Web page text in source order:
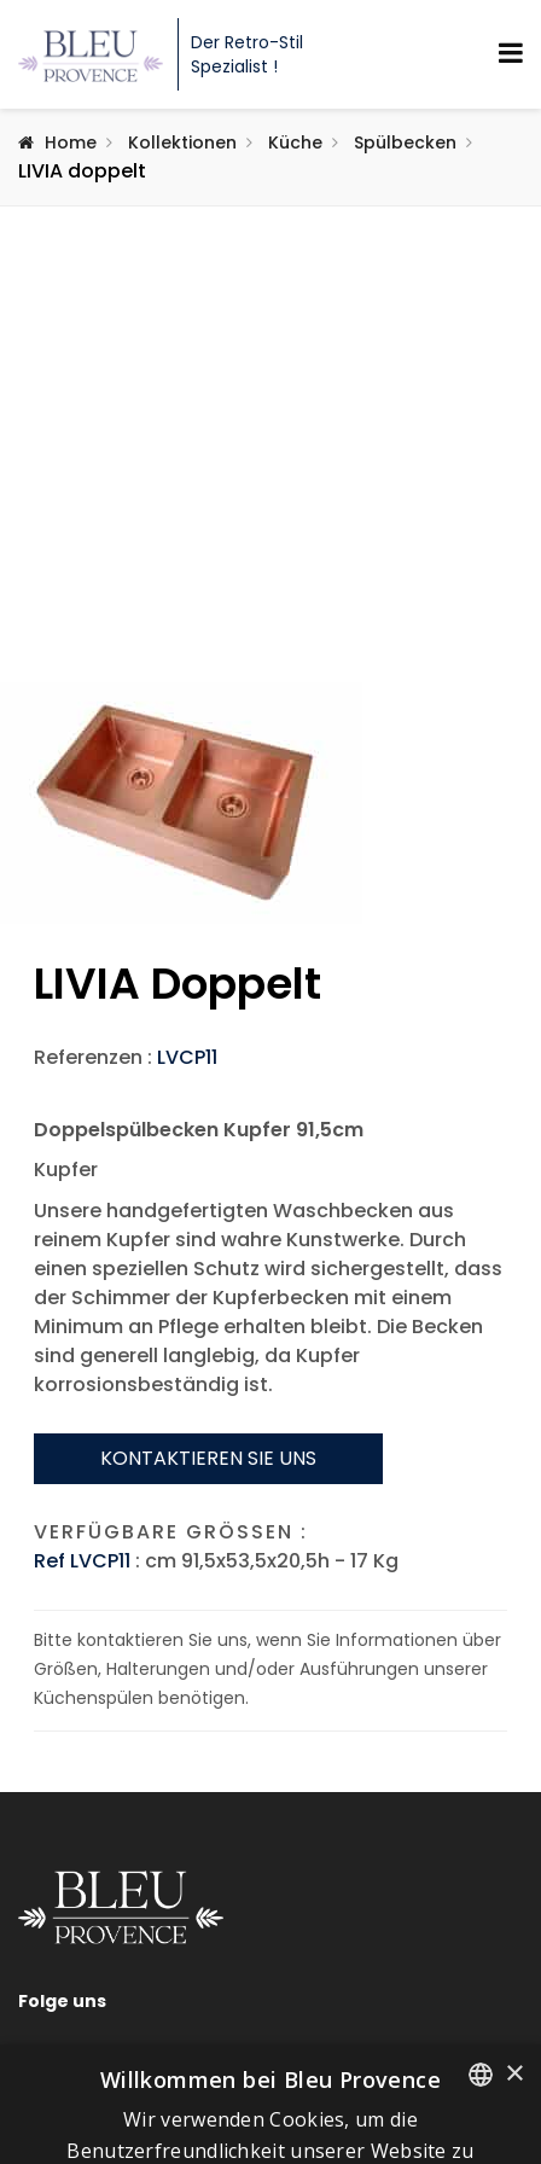
Der Retro-Stil
Spezialist !
Home Kollektionen Küche Spülbecken
LIVIA doppelt
LIVIA Doppelt
Referenzen : LVCP11
Doppelspülbecken Kupfer 91,5cm
Kupfer
Unsere handgefertigten Waschbecken aus
reinem Kupfer sind wahre Kunstwerke. Durch
einen speziellen Schutz wird sichergestellt, dass
der Schimmer der Kupferbecken mit einem
Minimum an Pflege erhalten bleibt. Die Becken
sind generell langlebig, da Kupfer
korrosionsbeständig ist.
KONTAKTIEREN SIE UNS
VERFÜGBARE GRÖSSEN :
Ref LVCP11 : cm 91,5x53,5x20,5h - 17 Kg
Bitte kontaktieren Sie uns, wenn Sie Informationen über
Größen, Halterungen und/oder Ausführungen unserer
Küchenspülen benötigen.
Folge uns
SCHNELLLINKS
FRENCH
×
Willkommen bei Bleu Provence
Wir verwenden Cookies, um die
Benutzerfreundlichkeit unserer Website zu